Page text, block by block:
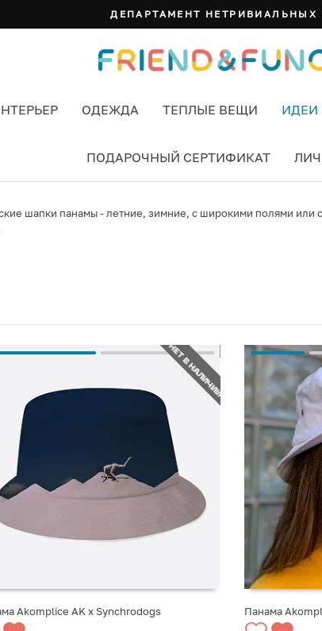
ДЕПАРТАМЕНТ НЕТРИВИАЛЬНЫХ
ОДЕЖДА ТЕПЛЫЕ ВЕЩИ ИДЕИ
ПОДАРОЧНЫЙ СЕРТИФИКАТ
шапки панамы - летние, зимние, с широкими полями или
НЕТ В НАЛИЧИИ
Akomplice AK x Synchrodogs Панама